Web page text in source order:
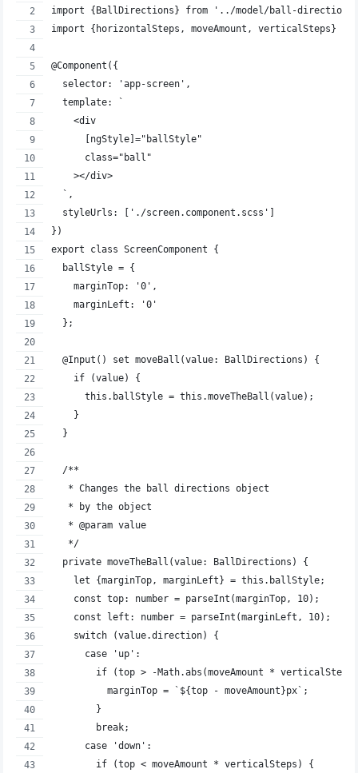
import {BallDirections} from '../model/ball-
import {horizontalSteps, moveAmount, verticalSteps}
@Component({
  selector: 'app-screen',
  template: `
    <div
      [ngStyle]="ballStyle"
      class="ball"
    ></div>
  `,
  styleUrls: ['./screen.component.scss']
})
export class ScreenComponent {
  ballStyle = {
    marginTop: '0',
    marginLeft: '0'
  };
  @Input() set moveBall(value: BallDirections) {
    if (value) {
      this.ballStyle = this.moveTheBall(value);
    }
  }
  /**
   * Changes the ball directions object
   * by the object
   * @param value
   */
  private moveTheBall(value: BallDirections) {
    let {marginTop, marginLeft} = this.ballStyle;
    const top: number = parseInt(marginTop, 10);
    const left: number = parseInt(marginLeft, 10);
    switch (value.direction) {
      case 'up':
if (top > -Math.abs(moveAmount *
          marginTop = `${top - moveAmount}px`;
        }
        break;
      case 'down':
        if (top < moveAmount * verticalSteps) {